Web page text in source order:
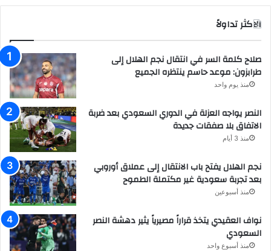
الاكثر تداولاً
صلاح كلمة السر في انتقال نجم الهلال إلى
طرابزون: موعد حاسم ينتظره الجميع
منذ يوم واحد
النصر يواجه العزلة في الدوري السعودي بعد ضربة
الاتفاق بلا صفقات جديدة
منذ 3 أيام
نجم الهلال يفتح باب الانتقال إلى عملاق أوروبي
بعد تجربة سعودية غير مكتملة الطموح
منذ أسبوعين
نواف العقيدي يتخذ قراراً مصيرياً يثير دهشة النصر
السعودي
منذ أسبوع واحد